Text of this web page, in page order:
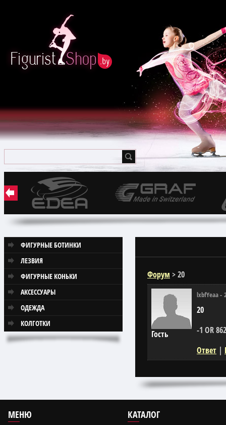
ФИГУРНЫЕ БОТИНКИ
ЛЕЗВИЯ
ФИГУРНЫЕ КОНЬКИ
АКСЕССУАРЫ
ОДЕЖДА
КОЛГОТКИ
Форум >20
Гость
lxbfYeaa-
20
-1 OR
Ответ |
МЕНЮ КАТАЛОГ